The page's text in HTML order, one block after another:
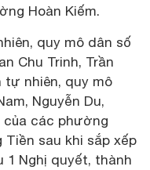
Hoàn Kiếm.
quy mô dân số
Chu Trinh, Trần
nhiên, quy mô
Nguyễn Du,
của các phường
Tiền sau khi sắp xếp
1 Nghị quyết, thành